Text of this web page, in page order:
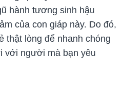
hành tương sinh hậu
của con giáp này. Do đó,
thật lòng để nhanh chóng
với người mà bạn yêu